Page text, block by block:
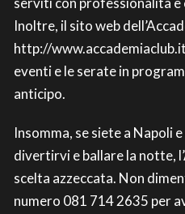
Inoltre, il sito web
http://
eventi e le serate in
anticipo.
Insomma, se siete a Napoli
divertirvi e ballare la notte,
scelta azzeccata. Non
numero 081 714 2635 per